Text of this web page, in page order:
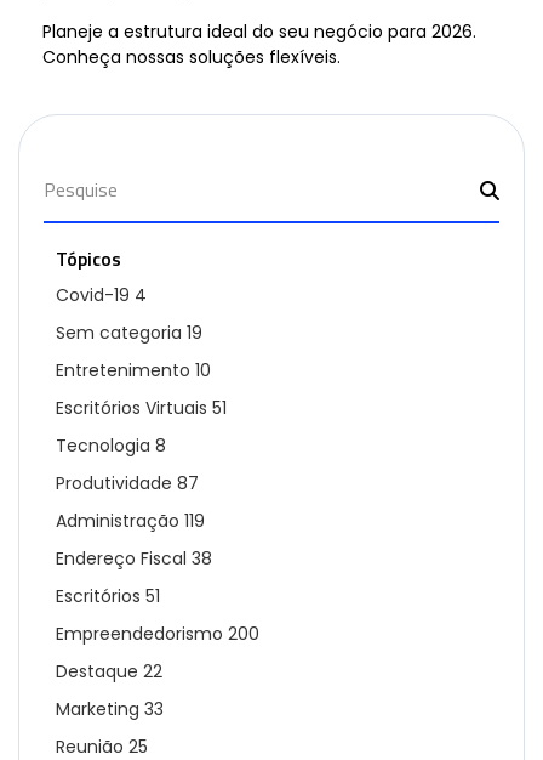
Planeje a estrutura ideal do seu negócio para 2026.
Conheça nossas soluções flexíveis.
Tópicos
Covid-19 4
Sem categoria 19
Entretenimento 10
Escritórios Virtuais 51
Tecnologia 8
Produtividade 87
Administração 119
Endereço Fiscal 38
Escritórios 51
Empreendedorismo 200
Destaque 22
Marketing 33
Reunião 25